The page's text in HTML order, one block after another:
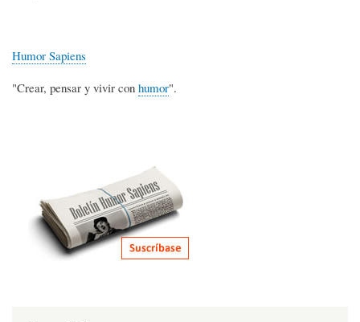
Humor Sapiens
"Crear, pensar y vivir con humor".